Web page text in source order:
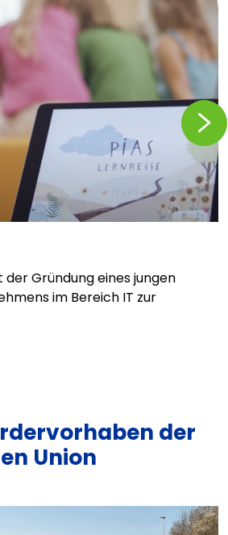
Gründung eines jungen
im Bereich IT zur
der
Union